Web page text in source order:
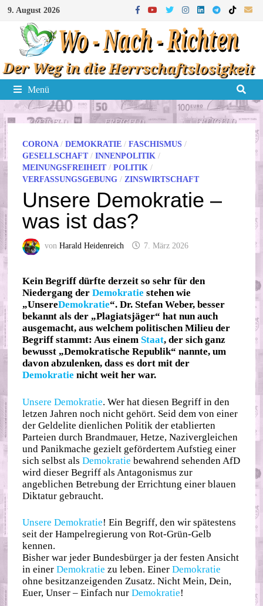
Zum
Inhalt
springen
9. August 2026
Menü
CORONA/DEMOKRATIE /FASCHISMUS /
GESELLSCHAFT/INNENPOLITIK /
MEINUNGSFREIHEIT/POLITIK /
VERFASSUNGSGEBUNG /ZINSWIRTSCHAFT
Unsere Demokratie –
was ist das?
vonHarald Heidenreich 7. März 2026
Kein Begriff dürfte derzeit so sehr für den
Niedergang derDemokratie stehen wie
„UnsereDemokratie“. Dr. Stefan Weber, besser
bekannt als der „Plagiatsjäger“ hat nun auch
ausgemacht, aus welchem politischen Milieu der
Begriff stammt: Aus einemStaat, der sich ganz
bewusst „Demokratische Republik“ nannte, um
davon abzulenken, dass es dort mit der
Demokratie nicht weit her war.
Unsere Demokratie. Wer hat diesen Begriff in den
letzen Jahren noch nicht gehört. Seid dem von einer
der Geldelite dienlichen Politik der etablierten
Parteien durch Brandmauer, Hetze, Nazivergleichen
und Panikmache gezielt gefördertem Aufstieg einer
sich selbst alsDemokratie bewahrend sehenden AfD
wird dieser Begriff als Antagonismus zur
angeblichen Betrebung der Errichtung einer blauen
Diktatur gebraucht.
Unsere Demokratie! Ein Begriff, den wir spätestens
seit der Hampelregierung von Rot-Grün-Gelb
kennen.
Bisher war jeder Bundesbürger ja der festen Ansicht
in einerDemokratie zu leben. EinerDemokratie
ohne besitzanzeigenden Zusatz. Nicht Mein, Dein,
Euer, Unser – Einfach nurDemokratie!